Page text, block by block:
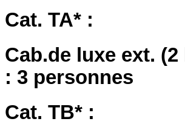
Cat. TA* :
Cab.de luxe ext.
: 3 personnes
Cat. TB* :